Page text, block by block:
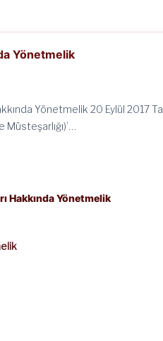
Yönetmelik
Yönetmelik 20 Eylül 2017
Hakkında Yönetmelik